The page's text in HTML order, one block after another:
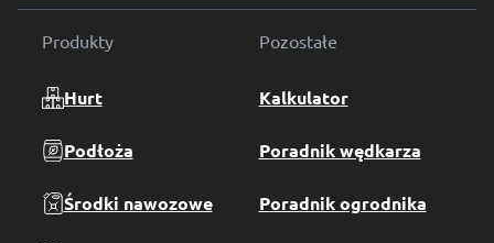
Produkty
Hurt
Podłoża
Środki nawozowe
Pozostałe
Kalkulator
Poradnik wędkarza
Poradnik ogrodnika